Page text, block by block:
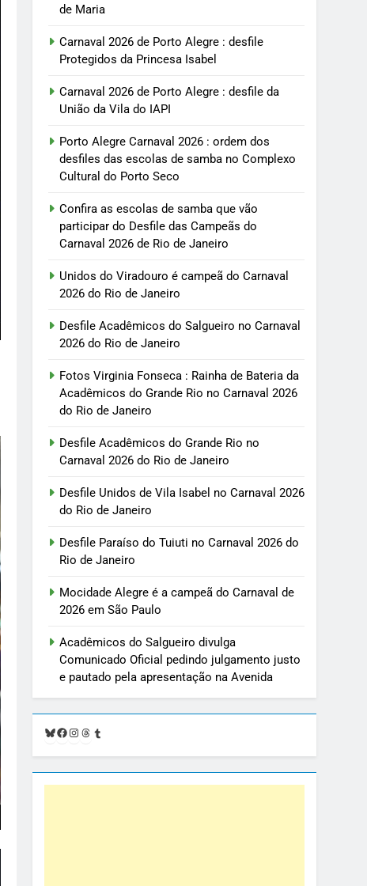
de Maria
Carnaval 2026 de Porto Alegre : desfile
Protegidos da Princesa Isabel
Carnaval 2026 de Porto Alegre : desfile da
União da Vila do IAPI
Porto Alegre Carnaval 2026 : ordem dos
desfiles das escolas de samba no Complexo
Cultural do Porto Seco
Confira as escolas de samba que vão
participar do Desfile das Campeãs do
Carnaval 2026 de Rio de Janeiro
Unidos do Viradouro é campeã do Carnaval
2026 do Rio de Janeiro
Desfile Acadêmicos do Salgueiro no Carnaval
2026 do Rio de Janeiro
Fotos Virginia Fonseca : Rainha de Bateria da
Acadêmicos do Grande Rio no Carnaval 2026
do Rio de Janeiro
Desfile Acadêmicos do Grande Rio no
Carnaval 2026 do Rio de Janeiro
Desfile Unidos de Vila Isabel no Carnaval 2026
do Rio de Janeiro
Desfile Paraíso do Tuiuti no Carnaval 2026 do
Rio de Janeiro
Mocidade Alegre é a campeã do Carnaval de
2026 em São Paulo
Acadêmicos do Salgueiro divulga
Comunicado Oficial pedindo julgamento justo
e pautado pela apresentação na Avenida
Bluesky
Facebook
Instagram
Threads